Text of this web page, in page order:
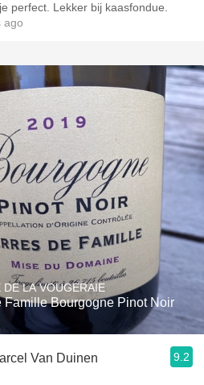
perfect. Lekker bij kaasfondue.
DE LA VOUGERAIE
Famille Bourgogne Pinot Noir
Van Duinen 9.2